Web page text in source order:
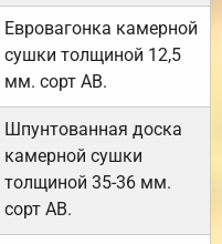
Евровагонка камерной
сушки толщиной 12,5
мм. сорт АВ.
Шпунтованная доска
камерной сушки
толщиной 35-36 мм.
сорт АВ.